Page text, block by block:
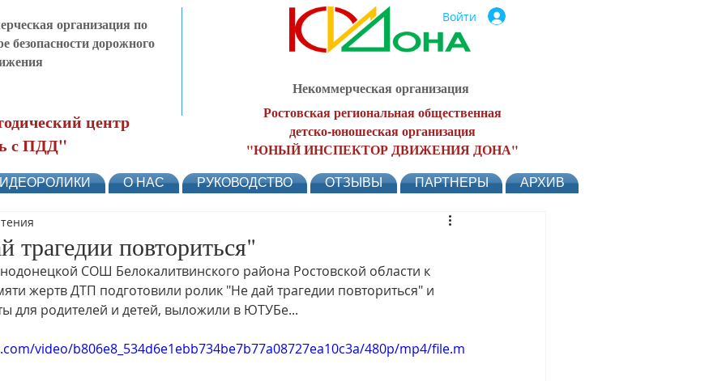
организация по
безопасности дорожного
центр
с ПДД"
Войти
Некоммерческая организация
Ростовская региональная общественная
детско-юношеская организация
"ЮНЫЙ ИНСПЕКТОР ДВИЖЕНИЯ ДОНА"
О НАС РУКОВОДСТВО ОТЗЫВЫ ПАРТНЕРЫ АРХИВ
трагедии повториться"
СОШ Белокалитвинского района Ростовской области к
жертв ДТП подготовили ролик "Не дай трагедии повториться" и
для родителей и детей, выложили в ЮТУБе...
video/b806e8_534d6e1ebb734be7b77a08727ea10c3a/480p/mp4/file.m